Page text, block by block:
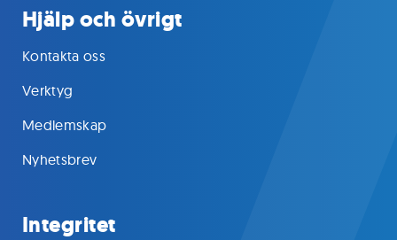
Hjälp och övrigt
Kontakta oss
Verktyg
Medlemskap
Nyhetsbrev
Integritet